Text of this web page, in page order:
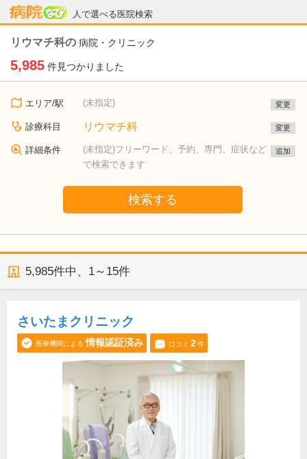
人で選べる医院検索
病院なび
リウマチ科の 病院・クリニック
5,985 件見つかりました
エリア/駅 (未指定) 変更
診療科目 リウマチ科 変更
詳細条件
(未指定)フリーワード、予約、専門、症状など
で検索できます
追加
検索する
5,985件中、 1～15件
さいたまクリニック
医療機関による 情報認証済み 口コミ 2件